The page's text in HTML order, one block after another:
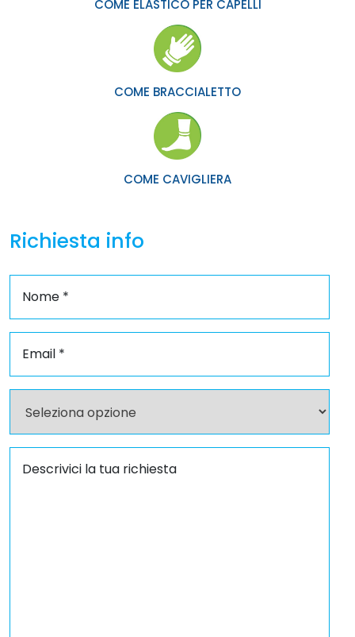
COME ELASTICO PER CAPELLI
COME BRACCIALETTO
COME CAVIGLIERA
Richiesta info